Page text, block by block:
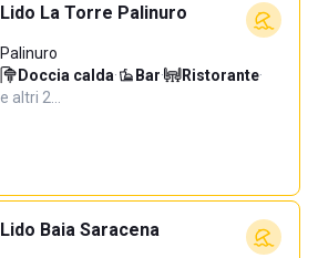
Lido La Torre Palinuro
Palinuro
Doccia calda· Bar· Ristorante·
e altri 2…
Lido Baia Saracena